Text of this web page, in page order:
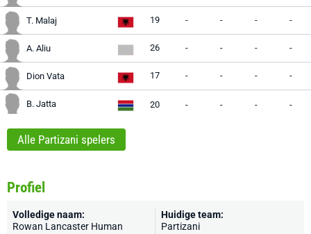
T. Malaj 19 - - - -
A. Aliu 26 - - - -
Dion Vata 17 - - - -
B. Jatta 20 - - - -
Alle Partizani spelers
Profiel
Volledige naam:
Rowan Lancaster Human
Huidige team:
Partizani